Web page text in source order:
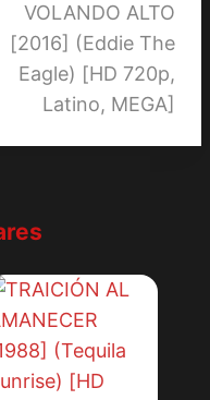
VOLANDO ALTO
[2016] (Eddie The
Eagle) [HD 720p,
Latino, MEGA]